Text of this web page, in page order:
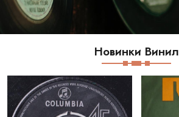
Новинки Винил